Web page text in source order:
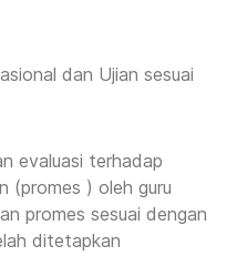
dan Ujian sesuai
evaluasi terhadap
(promes ) oleh guru
promes sesuai dengan
ditetapkan